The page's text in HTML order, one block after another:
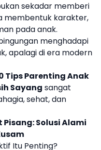
sekadar memberi
membentuk karakter,
pada anak.
menghadapi
apalagi di era modern
Tips ParentingAnak
Sayang sangat
sehat, dan
Pisang: Solusi Alami
Itu Penting?